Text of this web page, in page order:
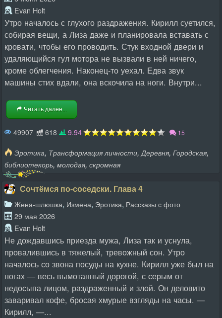
Evan Holt
Утро началось с глухого раздражения. Кирилл суетился,
собирая вещи, а Лиза даже и планировала вставать с
кровати, чтобы его проводить. Стук входной двери и
удаляющийся гул мотора не вызвали в ней ничего,
кроме облегчения. Наконец-то уехал. Едва звук
машины стих вдали, она вскочила на ноги. Внутри...
Читать далее...
49907 618 9.94 15
Эротика, Трансформация личности,Деревня, Городская,
библиотекорь, молодая, скромная
Сочтёмся по-соседски. Глава 4
Жена-шлюшка, Измена, Эротика, Рассказы с фото
29 мая 2026
Evan Holt
Не дождавшись приезда мужа, Лиза так и уснула,
провалившись в тяжелый, тревожный сон. Утро
началось со звона посуды на кухне. Кирилл уже был на
ногах — весь вымотанный дорогой, с серым от
недосыпа лицом, раздраженный и злой. Он деловито
заваривал кофе, бросая хмурые взгляды на часы. —
Кирилл, —...